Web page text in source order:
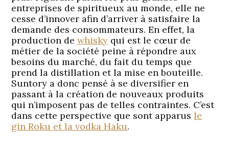
entreprises de spiritueux au monde, elle ne
cesse d’innover afin d’arriver à satisfaire la
demande des consommateurs. En effet, la
production dewhisky qui est le cœur de
métier de la société peine à répondre aux
besoins du marché, du fait du temps que
prend la distillation et la mise en bouteille.
Suntory a donc pensé à se diversifier en
passant à la création de nouveaux produits
qui n’imposent pas de telles contraintes. C’est
dans cette perspective que sont apparusle
gin Roku et la vodka Haku.